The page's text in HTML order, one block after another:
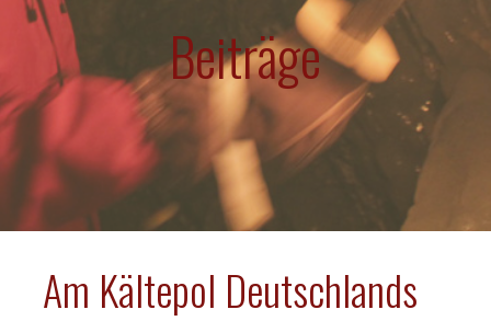
Beiträge
Am Kältepol Deutschlands